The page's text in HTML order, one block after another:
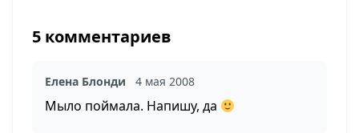
5 комментариев
Елена Блонди 4 мая 2008
Мыло поймала. Напишу, да